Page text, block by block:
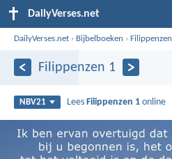
DailyVerses.net
DailyVerses.net › Bijbelboeken ›Filippenzen
Filippenzen 1
NBV21 Lees Filippenzen 1 online